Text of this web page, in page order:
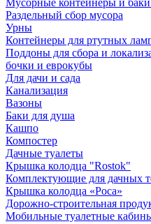
Мусорные контейнеры и
Раздельный сбор мусора
Урны
Контейнеры для ртутных
Поддоны для сбора и
бочки и еврокубы
Для дачи и сада
Канализация
Вазоны
Баки для душа
Кашпо
Компостер
Дачные туалеты
Крышка колодца "Rostok"
Комплектующие для дачных
Крышка колодца «Роса»
Дорожно-строительная
Мобильные туалетные